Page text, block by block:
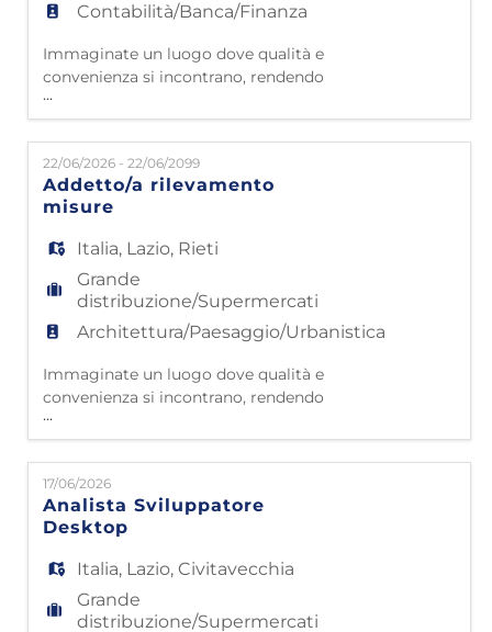
Contabilità/Banca/Finanza
Immaginate un luogo dove qualità e
convenienza si incontrano, rendendo
l'arredamento accessibile a tutti. Questo è
Mondo Convenienza!Da oltre 35 anni siamo
nelle case di milioni di famiglie italiane,
grazie a 4500 collaboratori che lavorano con
passione e dedizione. Partiti da
Civitavecchia nel 1985, oggi contiamo 50
punti vendita e 42 impianti log
...
22/06/2026 - 22/06/2099
Addetto/a rilevamento
misure
Italia, Lazio, Rieti
Grande
distribuzione/Supermercati
Architettura/Paesaggio/Urbanistica
Immaginate un luogo dove qualità e
convenienza si incontrano, rendendo
l'arredamento accessibile a tutti. Questo è
Mondo Convenienza! Da oltre 40 anni siamo
nelle case di milioni di famiglie italiane,
grazie a 4500 collaboratori che lavorano con
passione e dedizione. Partiti da
Civitavecchia nel 1985, oggi contiamo 48
punti vendita e 42 impianti lo
...
17/06/2026
Analista Sviluppatore
Desktop
Italia, Lazio,Civitavecchia
Grande
distribuzione/Supermercati